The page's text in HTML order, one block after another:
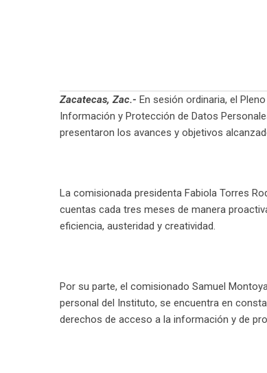
Zacatecas, Zac.- En sesión ordinaria, el
Información y Protección de Datos
presentaron los avances y objetivos
La comisionada presidenta Fabiola Torres
cuentas cada tres meses de manera
eficiencia, austeridad y creatividad.
Por su parte, el comisionado Samuel
personal del Instituto, se encuentra en
derechos de acceso a la información y de